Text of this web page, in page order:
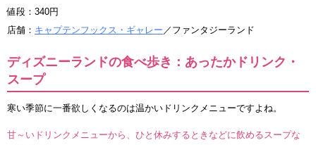
値段：340円
店舗： キャプテンフックス・ギャレー ／ファンタジーランド
ディズニーランドの食べ歩き：あったかドリンク・
スープ
寒い季節に一番欲しくなるのは温かいドリンクメニューですよね。
甘～いドリンクメニューから、ひと休みするときなどに飲めるスープな